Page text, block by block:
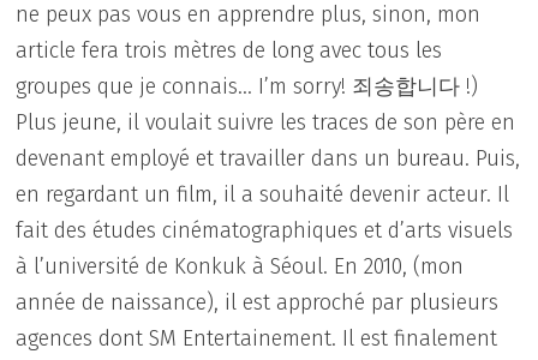
ne peux pas vous en apprendre plus, sinon, mon
article fera trois mètres de long avec tous les
groupes que je connais… I’m sorry! 죄송합니다 !)
Plus jeune, il voulait suivre les traces de son père en
devenant employé et travailler dans un bureau. Puis,
en regardant un film, il a souhaité devenir acteur. Il
fait des études cinématographiques et d’arts visuels
à l’université de Konkuk à Séoul. En 2010, (mon
année de naissance), il est approché par plusieurs
agences dont SM Entertainement. Il est finalement